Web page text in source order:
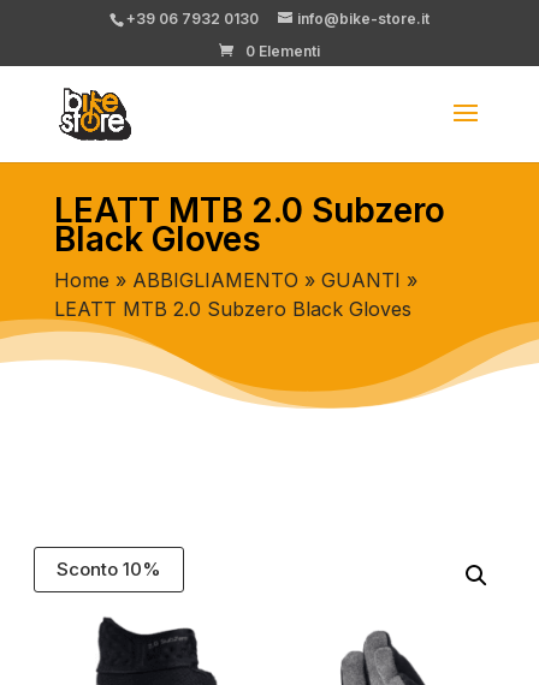
+39 06 7932 0130
info@bike-store.it
0 Elementi
LEATT MTB 2.0 Subzero
Black Gloves
Home » ABBIGLIAMENTO » GUANTI »
LEATT MTB 2.0 Subzero Black Gloves
Sconto 10%